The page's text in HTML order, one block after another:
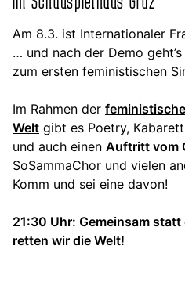
Am 8.3. ist Internationaler
… und nach der Demo
zum ersten feministischen
Im Rahmen der
Welt gibt es Poetry,
und auch einen Auftritt vom
SoSammaChor und vielen
Komm und sei eine davon!
21:30 Uhr: Gemeinsam
retten wir die Welt!